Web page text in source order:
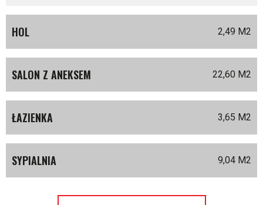
HOL 2,49 M2
SALON Z ANEKSEM 22,60 M2
ŁAZIENKA 3,65 M2
SYPIALNIA 9,04 M2